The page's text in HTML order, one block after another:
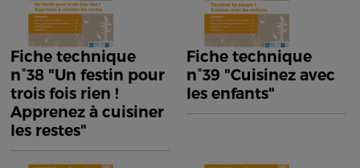
Fiche technique
n°38 "Un festin pour
trois fois rien !
Apprenez à cuisiner
les restes"
Fiche technique
n°39 "Cuisinez avec
les enfants"